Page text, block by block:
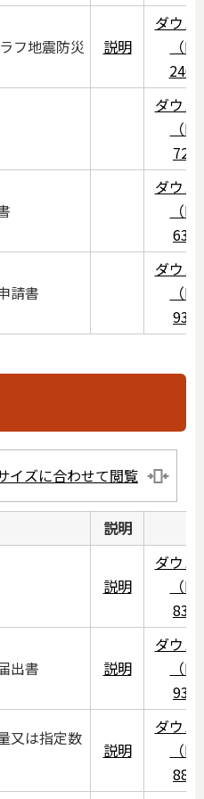
フ地震防災
説明
ダウン
（
ダウン
（
ダウン
（
請書
ダウン
（
イズに合わせて閲覧
説明
説明
ダウン
（
出書 説明
ダウン
（
又は指定数
説明
ダウン
（